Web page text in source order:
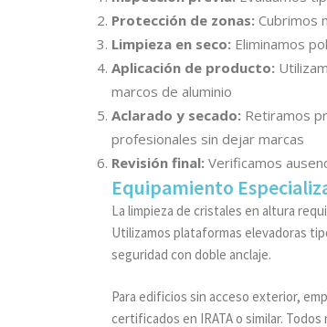
Protección de zonas: Cubrimos
Limpieza en seco: Eliminamos
Aplicación de producto:
marcos de aluminio
Aclarado y secado: Retiramos
profesionales sin dejar marcas
Revisión final: Verificamos
Equipamiento
La limpieza de cristales en altura
Utilizamos plataformas elevadoras
seguridad con doble anclaje.
Para edificios sin acceso exterior,
certificados en IRATA o similar.